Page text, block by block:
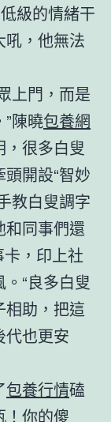
級的情緒干
吼，他無法
上門，而是
陳曉包養網
很多白叟
開設“智妙
教白叟調字
和同事們還
，印上社
“良多白叟
相助，把這
代也更安
包養行情磕
！你的傻